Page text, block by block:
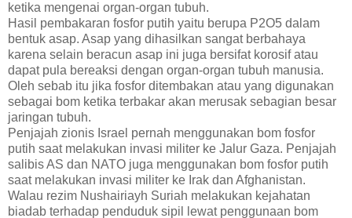
ketika mengenai organ-organ tubuh.
Hasil pembakaran fosfor putih yaitu berupa P2O5 dalam
bentuk asap. Asap yang dihasilkan sangat berbahaya
karena selain beracun asap ini juga bersifat korosif atau
dapat pula bereaksi dengan organ-organ tubuh manusia.
Oleh sebab itu jika fosfor ditembakan atau yang digunakan
sebagai bom ketika terbakar akan merusak sebagian besar
jaringan tubuh.
Penjajah zionis Israel pernah menggunakan bom fosfor
putih saat melakukan invasi militer ke Jalur Gaza. Penjajah
salibis AS dan NATO juga menggunakan bom fosfor putih
saat melakukan invasi militer ke Irak dan Afghanistan.
Walau rezim Nushairiayh Suriah melakukan kejahatan
biadab terhadap penduduk sipil lewat penggunaan bom